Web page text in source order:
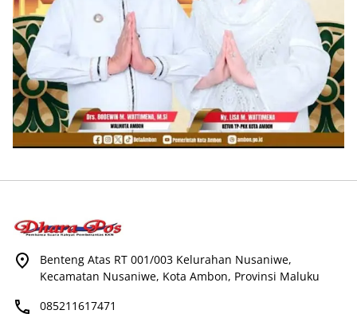
Benteng Atas RT 001/003 Kelurahan Nusaniwe,
Kecamatan Nusaniwe, Kota Ambon, Provinsi Maluku
085211617471